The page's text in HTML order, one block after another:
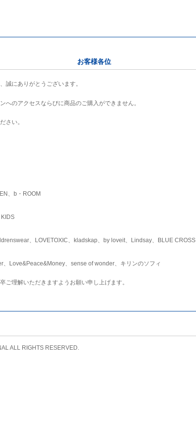
お客様各位
誠にありがとうございます。
へのアクセスならびに商品のご購入ができません。
さい。
、b・ROOM
、LOVETOXIC、kladskap、by loveit、Lindsay、BLUE CROSS
Love&Peace&Money、sense of wonder、キリンのソフィ
ご理解いただきますようお願い申し上げます。